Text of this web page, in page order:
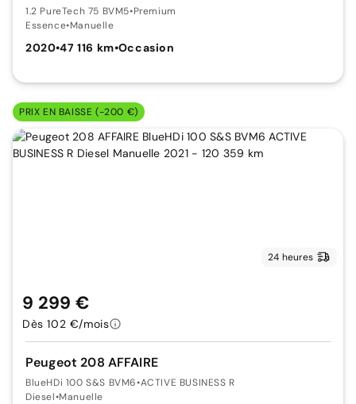
1.2 PureTech 75 BVM5•Premium
Essence•Manuelle
2020•47 116 km•Occasion
PRIX EN BAISSE (-200 €)
24 heures
Peugeot 208 AFFAIRE
BlueHDi 100 S&S BVM6•ACTIVE BUSINESS R
Diesel•Manuelle
9 299 €
Dès 102 €/mois